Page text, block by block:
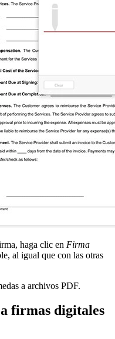
haga clic en Firma
al igual que con las otras
a archivos PDF.
firmas digitales